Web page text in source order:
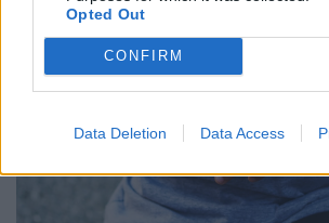
Opted Out
CONFIRM
Data Deletion Data Access